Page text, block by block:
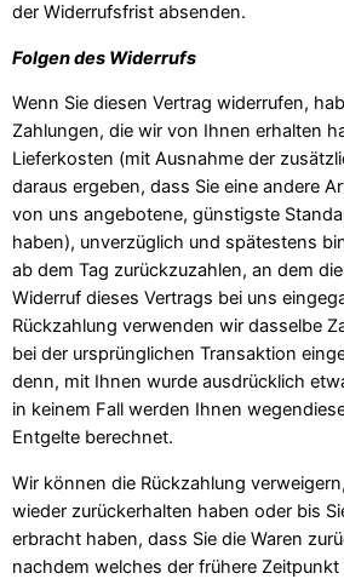
der Widerrufsfrist absenden.
Folgen des Widerrufs
Wenn Sie diesen Vertrag widerrufen,
Zahlungen, die wir von Ihnen erhalten
Lieferkosten (mit Ausnahme der
daraus ergeben, dass Sie eine andere
von uns angebotene, günstigste
haben), unverzüglich und spätestens
ab dem Tag zurückzuzahlen, an dem
Widerruf dieses Vertrags bei uns
Rückzahlung verwenden wir dasselbe
bei der ursprünglichen Transaktion
denn, mit Ihnen wurde ausdrücklich
in keinem Fall werden Ihnen
Entgelte berechnet.
Wir können die Rückzahlung
wieder zurückerhalten haben oder bis
erbracht haben, dass Sie die Waren
nachdem welches der frühere Zeitpunkt